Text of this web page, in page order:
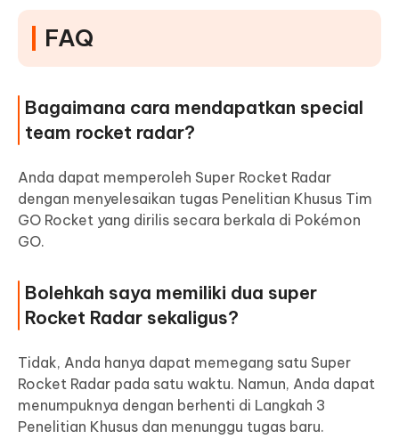
FAQ
Bagaimana cara mendapatkan special
team rocket radar?
Anda dapat memperoleh Super Rocket Radar
dengan menyelesaikan tugas Penelitian Khusus Tim
GO Rocket yang dirilis secara berkala di Pokémon
GO.
Bolehkah saya memiliki dua super
Rocket Radar sekaligus?
Tidak, Anda hanya dapat memegang satu Super
Rocket Radar pada satu waktu. Namun, Anda dapat
menumpuknya dengan berhenti di Langkah 3
Penelitian Khusus dan menunggu tugas baru.